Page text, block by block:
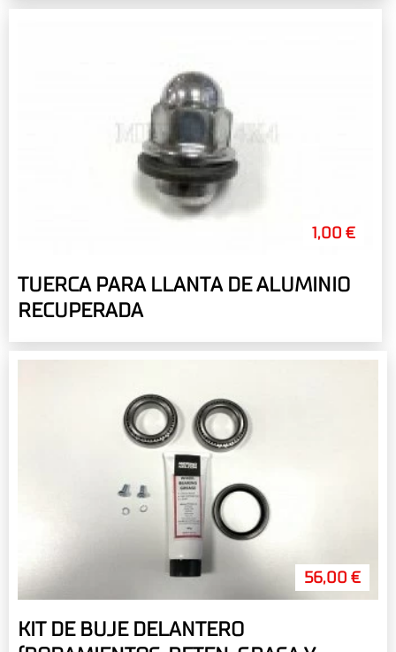
1,00 €
TUERCA PARA LLANTA DE ALUMINIO
RECUPERADA
56,00 €
KIT DE BUJE DELANTERO